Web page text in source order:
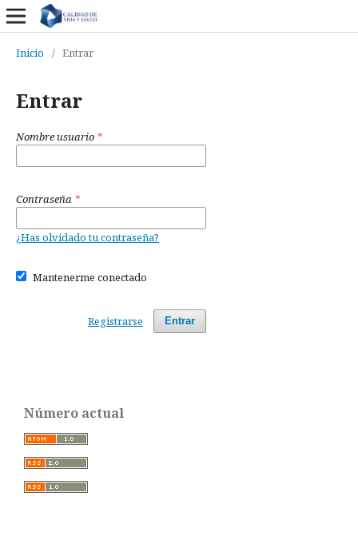
Inicio / Entrar
Entrar
Nombre usuario *
Contraseña *
¿Has olvidado tu contraseña?
Mantenerme conectado
Entrar
Registrarse
Número actual